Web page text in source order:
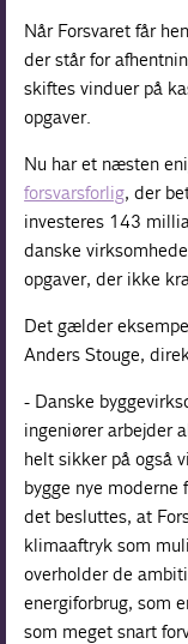
Når Forsvaret får
der står for
skiftes vinduer på
opgaver.
Nu har et næsten
forsvarsforlig, der
investeres 143
danske
opgaver, der ikke
Det gælder
Anders Stouge,
- Danske
ingeniører arbejder
helt sikker på også
bygge nye
det besluttes, at
klimaaftryk som
overholder de
energiforbrug, som
som meget snart